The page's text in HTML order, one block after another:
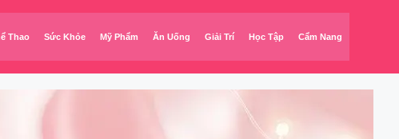
Thao Sức Khỏe Mỹ Phẩm Ăn Uống Giải Trí Học Tập Cẩm Nang